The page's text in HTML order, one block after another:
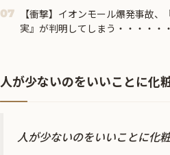
07
【衝撃】イオンモール爆発事故、
実』が判明してしまう・・・・・・
人が少ないのをいいことに化
人が少ないのをいいことに化